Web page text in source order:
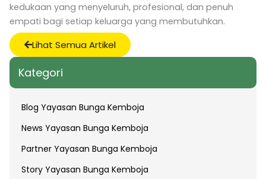
kedukaan yang menyeluruh, profesional, dan penuh
empati bagi setiap keluarga yang membutuhkan.
Lihat Semua Artikel
Kategori
Blog Yayasan Bunga Kemboja
News Yayasan Bunga Kemboja
Partner Yayasan Bunga Kemboja
Story Yayasan Bunga Kemboja